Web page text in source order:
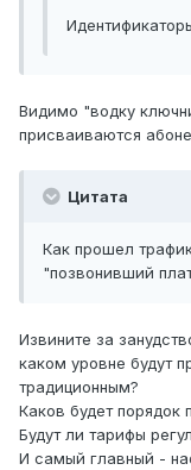
Видимо "водку
присваиваются
Цитата
Как прошел
"позвонивший
Извините за
каком уровне будут
традиционным?
Каков будет порядок
Будут ли тарифы
И самый главный -